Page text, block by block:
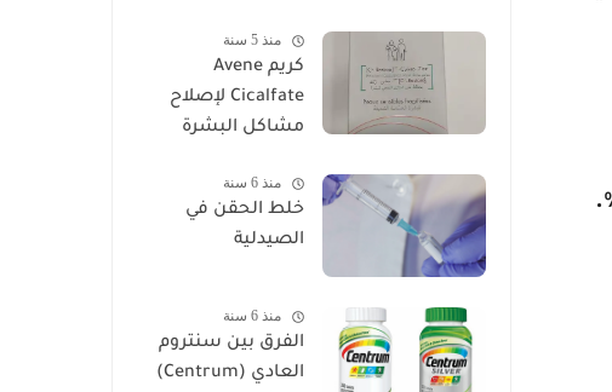
منذ 5 سنة
كريم Avene
Cicalfate لإصلاح
مشاكل البشرة
منذ 6 سنة
خلط الحقن في
الصيدلية
منذ 6 سنة
الفرق بين سنتروم
العادي (Centrum)